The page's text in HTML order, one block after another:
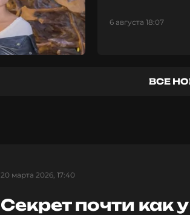
6 августа 18:07
ВСЕ
20 марта 2026, 17:40
Секрет почти как